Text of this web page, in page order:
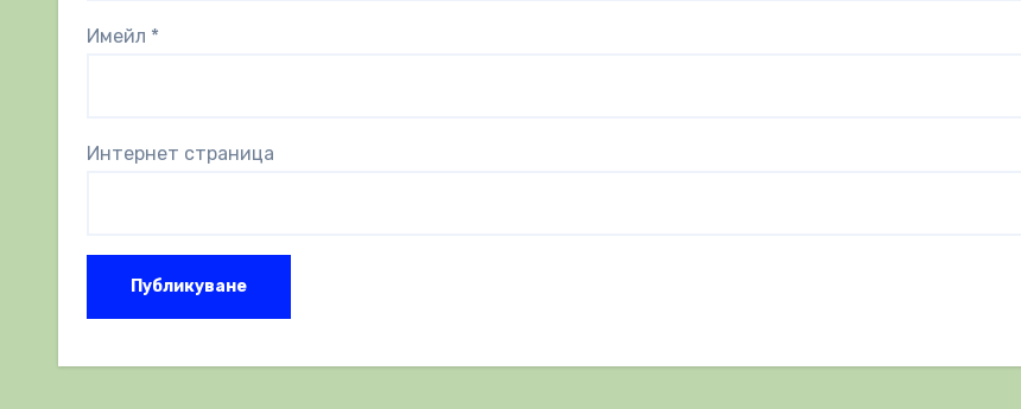
Имейл *
Интернет страница